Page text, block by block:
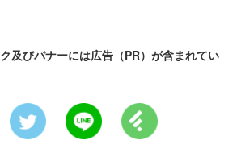
及びバナーには広告（PR）が含まれてい